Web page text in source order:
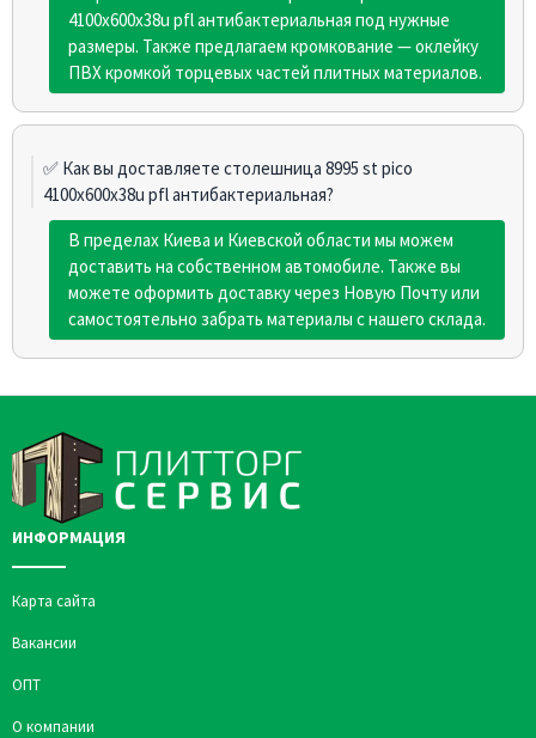
4100х600х38u pfl антибактериальная под нужные
размеры. Также предлагаем кромкование — оклейку
ПВХ кромкой торцевых частей плитных материалов.
✅ Как вы доставляете столешница 8995 st pico
4100х600х38u pfl антибактериальная?
В пределах Киева и Киевской области мы можем
доставить на собственном автомобиле. Также вы
можете оформить доставку через Новую Почту или
самостоятельно забрать материалы с нашего склада.
ИНФОРМАЦИЯ
Карта сайта
Вакансии
ОПТ
О компании